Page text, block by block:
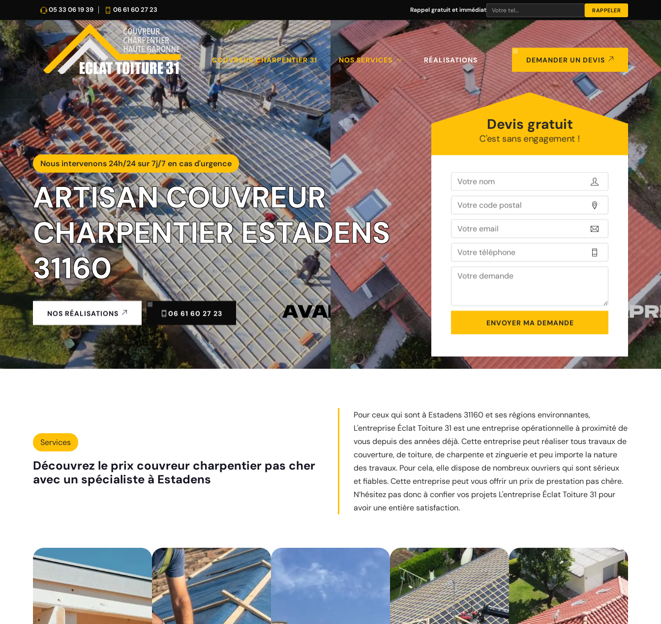
05 33 06 19 39 06 61 60 27 23 Rappel gratuit et immédiat
COUVREUR CHARPENTIER 31 NOS SERVICES RÉALISATIONS DEMANDER UN DEVIS
Nous intervenons 24h/24 sur 7j/7 en cas d'urgence
ARTISAN COUVREUR
CHARPENTIER ESTADENS
31160
NOS RÉALISATIONS 06 61 60 27 23
Devis gratuit
C'est sans engagement !
Services
Découvrez le prix couvreur charpentier pas cher
avec un spécialiste à Estadens
Pour ceux qui sont à Estadens 31160 et ses régions environnantes,
L'entreprise Éclat Toiture 31 est une entreprise opérationnelle à proximité de
vous depuis des années déjà. Cette entreprise peut réaliser tous travaux de
couverture, de toiture, de charpente et zinguerie et peu importe la nature
des travaux. Pour cela, elle dispose de nombreux ouvriers qui sont sérieux
et fiables. Cette entreprise peut vous offrir un prix de prestation pas chère.
N’hésitez pas donc à confier vos projets L'entreprise Éclat Toiture 31 pour
avoir une entière satisfaction.